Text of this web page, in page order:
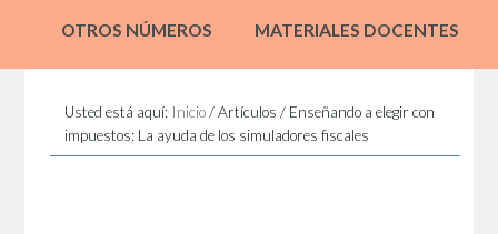
OTROS NÚMEROS MATERIALES DOCENTES
Usted está aquí: Inicio /Artículos/ Enseñando a elegir con
impuestos: La ayuda de los simuladores fiscales